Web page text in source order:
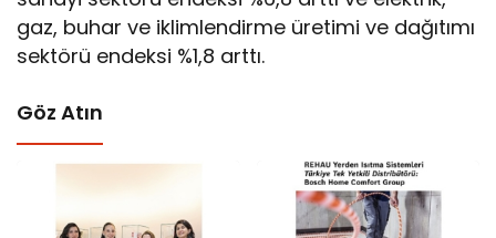
gaz, buhar ve iklimlendirme üretimi ve dağıtımı
sektörü endeksi %1,8 arttı.
Göz Atın